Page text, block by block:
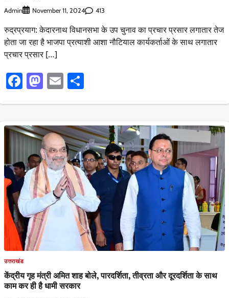
Admin November 11, 2024 413
रुद्रप्रयाग: केदारनाथ विधानसभा के उप चुनाव का प्रचार प्रसार लगातार तेज
होता जा रहा है भाजपा प्रत्याशी आशा नौटियाल कार्यकर्ताओं के साथ लगातार
प्रचार प्रसार […]
Facebook
Mastodon
Email
उत्तराखंड
केंद्रीय गृह मंत्री अमित शाह बोले, पारदर्शिता, तीव्रता और दूरदर्शिता के साथ
काम कर ही है धामी सरकार